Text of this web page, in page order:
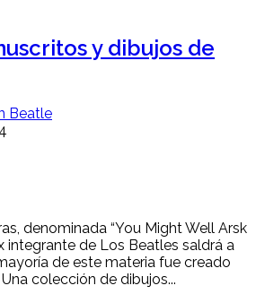
y dibujos de
Beatle
denominada “You Might Well Arsk
integrante de Los Beatles saldrá a
de este materia fue creado
colección de dibujos...